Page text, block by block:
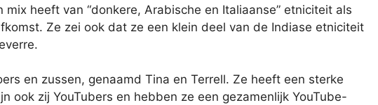
heeft van “donkere, Arabische en Italiaanse” etniciteit als
Ze zei ook dat ze een klein deel van de Indiase etniciteit
en zussen, genaamd Tina en Terrell. Ze heeft een sterke
ook zij YouTubers en hebben ze een gezamenlijk YouTube-